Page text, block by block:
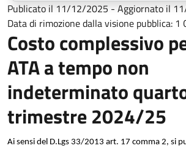
Publicato il 11/12/2025 - Aggiornato il
Data di rimozione dalla visione pubblica: 1
Costo complessivo
ATA a tempo non
indeterminato
trimestre 2024/25
Ai sensi del D.Lgs 33/2013 art. 17 comma 2, si